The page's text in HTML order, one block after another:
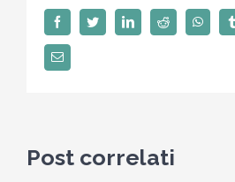
FacebookTwitterLinkedInReddit
Email
Post correlati